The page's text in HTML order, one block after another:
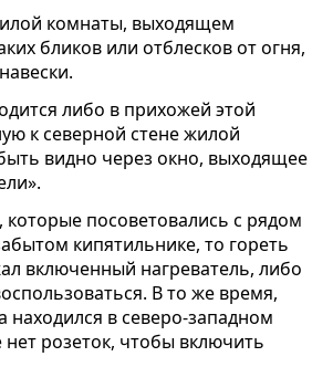
комнаты, выходящем
бликов или отблесков от огня,
либо в прихожей этой
к северной стене жилой
видно через окно, выходящее
которые посоветовались с рядом
кипятильнике, то гореть
включенный нагреватель, либо
В то же время,
в северо-западном
розеток, чтобы включить